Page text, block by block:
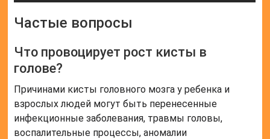
Частые вопросы
Что провоцирует рост кисты в
голове?
Причинами кисты головного мозга у ребенка и
взрослых людей могут быть перенесенные
инфекционные заболевания, травмы головы,
воспалительные процессы, аномалии